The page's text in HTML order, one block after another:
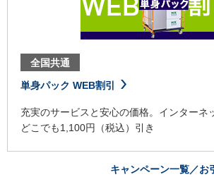
全国共通
単身パック WEB割引
充実のサービスと安心の価格。インターネ
どこでも1,100円（税込）引き
キャンペーン一覧／お